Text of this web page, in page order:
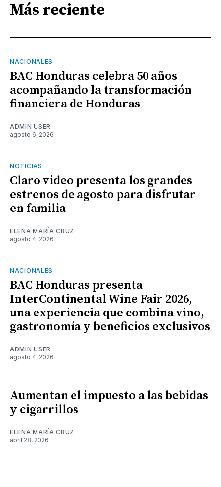
Más reciente
NACIONALES
BAC Honduras celebra 50 años
acompañando la transformación
financiera de Honduras
ADMIN USER
agosto 6, 2026
NOTICIAS
Claro video presenta los grandes
estrenos de agosto para disfrutar
en familia
ELENA MARÍA CRUZ
agosto 4, 2026
NACIONALES
BAC Honduras presenta
InterContinental Wine Fair 2026,
una experiencia que combina vino,
gastronomía y beneficios exclusivos
ADMIN USER
agosto 4, 2026
Aumentan el impuesto a las bebidas
y cigarrillos
ELENA MARÍA CRUZ
abril 28, 2026